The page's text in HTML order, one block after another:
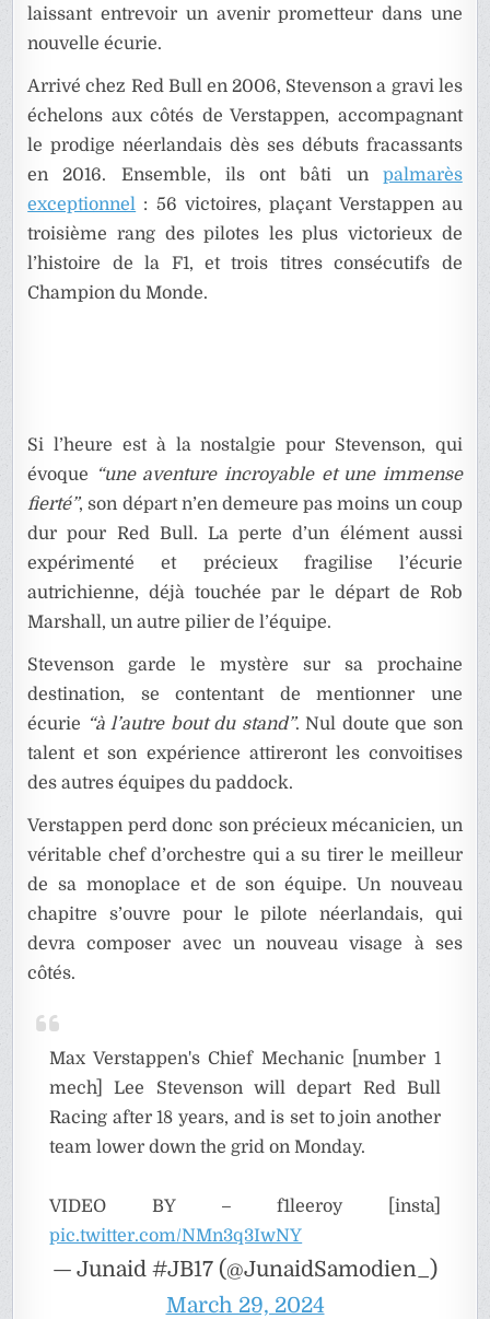
laissant entrevoir un avenir prometteur dans une
nouvelle écurie.
Arrivé chez Red Bull en 2006, Stevenson a gravi les
échelons aux côtés de Verstappen, accompagnant
le prodige néerlandais dès ses débuts fracassants
en 2016. Ensemble, ils ont bâti un palmarès
exceptionnel : 56 victoires, plaçant Verstappen au
troisième rang des pilotes les plus victorieux de
l’histoire de la F1, et trois titres consécutifs de
Champion du Monde.
Si l’heure est à la nostalgie pour Stevenson, qui
évoque
“une aventure incroyable et une immense
fierté”, son départ n’en demeure pas moins un coup
dur pour Red Bull. La perte d’un élément aussi
expérimenté et précieux fragilise l’écurie
autrichienne, déjà touchée par le départ de Rob
Marshall, un autre pilier de l’équipe.
Stevenson garde le mystère sur sa prochaine
destination, se contentant de mentionner une
écurie “à l’autre bout du stand”. Nul doute que son
talent et son expérience attireront les convoitises
des autres équipes du paddock.
Verstappen perd donc son précieux mécanicien, un
véritable chef d’orchestre qui a su tirer le meilleur
de sa monoplace et de son équipe. Un nouveau
chapitre s’ouvre pour le pilote néerlandais, qui
devra composer avec un nouveau visage à ses
côtés.
Max Verstappen's Chief Mechanic [number 1
mech] Lee Stevenson will depart Red Bull
Racing after 18 years, and is set to join another
team lower down the grid on Monday.
VIDEO BY – f1leeroy [insta]
pic.twitter.com/NMn3q3IwNY
— Junaid #JB17 (@JunaidSamodien_)
March 29, 2024